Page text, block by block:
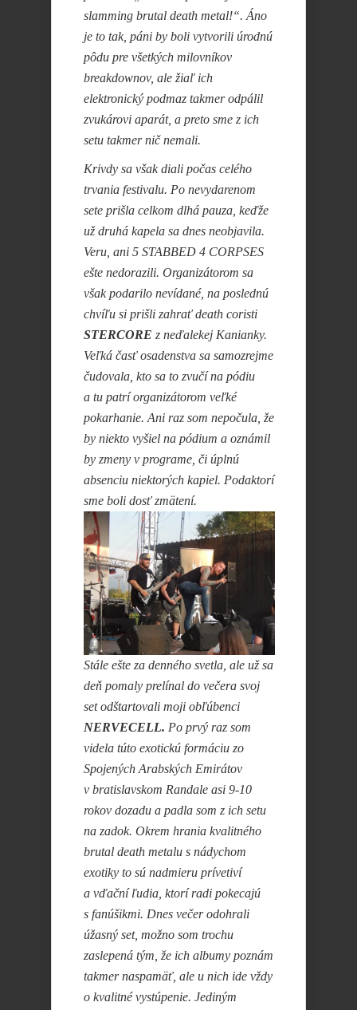
slamming brutal death metal!“. Áno
je to tak, páni by boli vytvorili úrodnú
pôdu pre všetkých milovníkov
breakdownov, ale žiaľ ich
elektronický podmaz takmer odpálil
zvukárovi aparát, a preto sme z ich
setu takmer nič nemali.
Krivdy sa však diali počas celého
trvania festivalu. Po nevydarenom
sete prišla celkom dlhá pauza, keďže
už druhá kapela sa dnes neobjavila.
Veru, ani 5 STABBED 4 CORPSES
ešte nedorazili. Organizátorom sa
však podarilo nevídané, na poslednú
chvíľu si prišli zahrať death coristi
STERCORE z neďalekej Kanianky.
Veľká časť osadenstva sa samozrejme
čudovala, kto sa to zvučí na pódiu
a tu patrí organizátorom veľké
pokarhanie. Ani raz som nepočula, že
by niekto vyšiel na pódium a oznámil
by zmeny v programe, či úplnú
absenciu niektorých kapiel. Podaktorí
sme boli dosť zmätení.
Stále ešte za denného svetla, ale už sa
deň pomaly prelínal do večera svoj
set odštartovali moji obľúbenci
NERVECELL. Po prvý raz som
videla túto exotickú formáciu zo
Spojených Arabských Emirátov
v bratislavskom Randale asi 9-10
rokov dozadu a padla som z ich setu
na zadok. Okrem hrania kvalitného
brutal death metalu s nádychom
exotiky to sú nadmieru prívetiví
a vďační ľudia, ktorí radi pokecajú
s fanúšikmi. Dnes večer odohrali
úžasný set, možno som trochu
zaslepená tým, že ich albumy poznám
takmer naspamäť, ale u nich ide vždy
o kvalitné vystúpenie. Jediným